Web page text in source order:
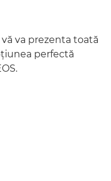
va prezenta toată
perfectă